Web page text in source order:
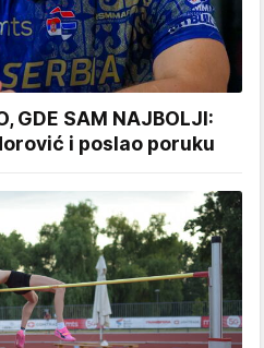
GDE SAM NAJBOLJI:
i poslao poruku